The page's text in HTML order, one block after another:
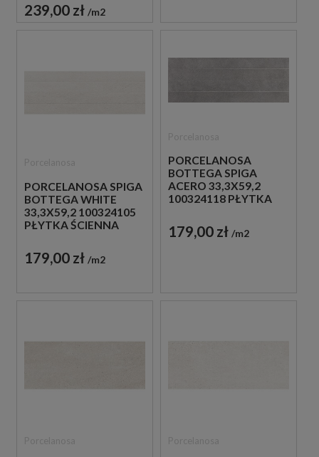
239,00 zł m2
PORCELANOSA SPIGA
BOTTEGA WHITE
33,3X59,2 100324105
PŁYTKA ŚCIENNA
179,00 zł m2
PORCELANOSA
BOTTEGA SPIGA
ACERO 33,3X59,2
100324118 PŁYTKA
179,00 zł m2